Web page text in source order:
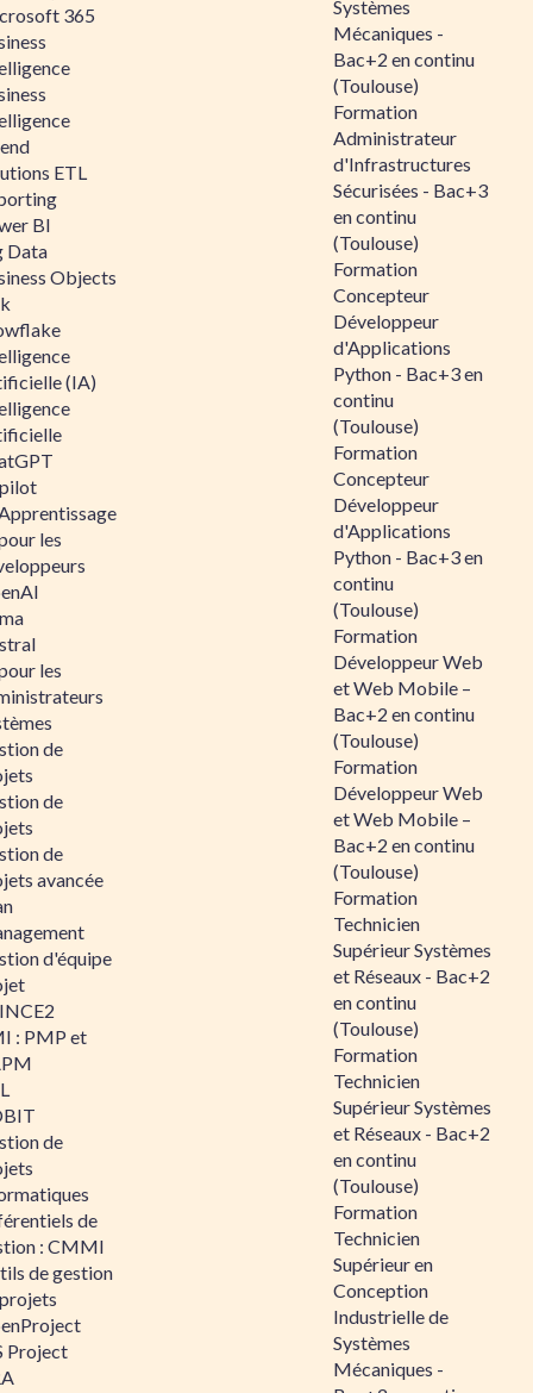
365
ETL
BI
Data
Objects
(IA)
les
les
de
de
de
avancée
d'équipe
: PMP et
de
de
: CMMI
de gestion
Project
Systèmes
Mécaniques -
Bac+2 en continu
(Toulouse)
Formation
Administrateur
d'Infrastructures
Sécurisées - Bac+3
en continu
(Toulouse)
Formation
Concepteur
Développeur
d'Applications
Python - Bac+3 en
continu
(Toulouse)
Formation
Concepteur
Développeur
d'Applications
Python - Bac+3 en
continu
(Toulouse)
Formation
Développeur Web
et Web Mobile –
Bac+2 en continu
(Toulouse)
Formation
Développeur Web
et Web Mobile –
Bac+2 en continu
(Toulouse)
Formation
Technicien
Supérieur Systèmes
et Réseaux - Bac+2
en continu
(Toulouse)
Formation
Technicien
Supérieur Systèmes
et Réseaux - Bac+2
en continu
(Toulouse)
Formation
Technicien
Supérieur en
Conception
Industrielle de
Systèmes
Mécaniques -